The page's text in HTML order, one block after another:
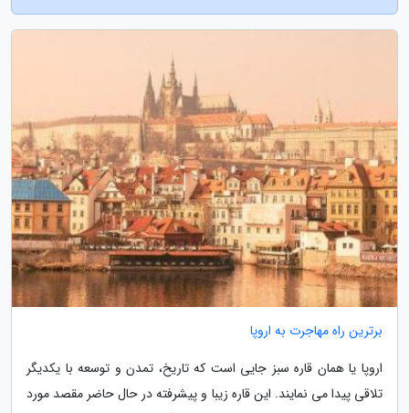
برترین راه مهاجرت به اروپا
اروپا یا همان قاره سبز جایی است که تاریخ، تمدن و توسعه با یکدیگر
تلاقی پیدا می نمایند. این قاره زیبا و پیشرفته در حال حاضر مقصد مورد